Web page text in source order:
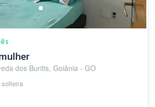
dos Buritis, Goiânia - GO